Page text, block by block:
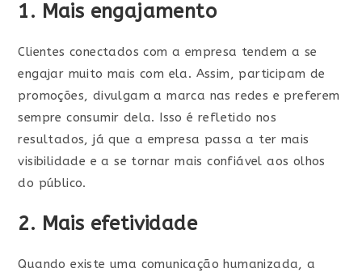
1. Mais engajamento
Clientes conectados com a empresa tendem a se
engajar muito mais com ela. Assim, participam de
promoções, divulgam a marca nas redes e preferem
sempre consumir dela. Isso é refletido nos
resultados, já que a empresa passa a ter mais
visibilidade e a se tornar mais confiável aos olhos
do público.
2. Mais efetividade
Quando existe uma comunicação humanizada, a